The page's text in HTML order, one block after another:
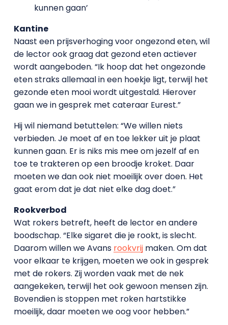
kunnen gaan’
Kantine
Naast een prijsverhoging voor ongezond eten, wil
de lector ook graag dat gezond eten actiever
wordt aangeboden. “Ik hoop dat het ongezonde
eten straks allemaal in een hoekje ligt, terwijl het
gezonde eten mooi wordt uitgestald. Hierover
gaan we in gesprek met cateraar Eurest.”
Hij wil niemand betuttelen: “We willen niets
verbieden. Je moet af en toe lekker uit je plaat
kunnen gaan. Er is niks mis mee om jezelf af en
toe te trakteren op een broodje kroket. Daar
moeten we dan ook niet moeilijk over doen. Het
gaat erom dat je dat niet elke dag doet.”
Rookverbod
Wat rokers betreft, heeft de lector en andere
boodschap. “Elke sigaret die je rookt, is slecht.
Daarom willen we Avans rookvrijmaken. Om dat
voor elkaar te krijgen, moeten we ook in gesprek
met de rokers. Zij worden vaak met de nek
aangekeken, terwijl het ook gewoon mensen zijn.
Bovendien is stoppen met roken hartstikke
moeilijk, daar moeten we oog voor hebben.”